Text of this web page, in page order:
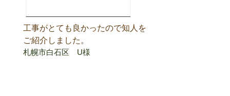
工事がとても良かったので知人を
ご紹介しました。
札幌市白石区 U様